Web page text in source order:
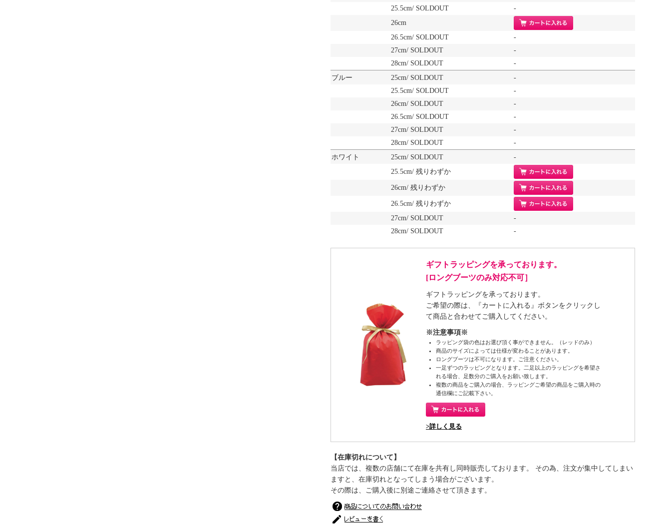
25.5cm/ SOLDOUT
-
26cm
26.5cm/ SOLDOUT
-
27cm/ SOLDOUT
-
28cm/ SOLDOUT
-
ブルー
25cm/ SOLDOUT
-
25.5cm/ SOLDOUT
-
26cm/ SOLDOUT
-
26.5cm/ SOLDOUT
-
27cm/ SOLDOUT
-
28cm/ SOLDOUT
-
ホワイト
25cm/ SOLDOUT
-
25.5cm/ 残りわずか
26cm/ 残りわずか
26.5cm/ 残りわずか
27cm/ SOLDOUT
-
28cm/ SOLDOUT
-
ギフトラッピングを承っております。
[ロングブーツのみ対応不可］
ギフトラッピングを承っております。
ご希望の際は、『カートに入れる』ボタンをクリックし
て商品と合わせてご購入してください。
※注意事項※
ラッピング袋の色はお選び頂く事ができません。（レッドのみ）
商品のサイズによっては仕様が変わることがあります。
ロングブーツは不可になります。ご注意ください。
一足ずつのラッピングとなります。二足以上のラッピングを希望さ
れる場合、足数分のご購入をお願い致します。
複数の商品をご購入の場合、ラッピングご希望の商品をご購入時の
通信欄にご記載下さい。
>詳しく見る
【在庫切れについて】
当店では、複数の店舗にて在庫を共有し同時販売しております。 その為、注文が集中してしまい
ますと、在庫切れとなってしまう場合がございます。
その際は、ご購入後に別途ご連絡させて頂きます。